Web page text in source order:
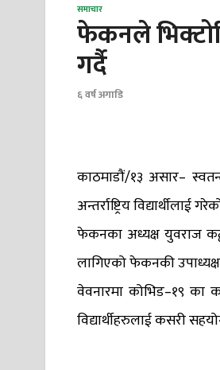
समाचार
फेकनले
गर्दै
६ वर्ष अगाडि
काठमाडौं/१३ असार–
अन्तर्राष्ट्रिय
फेकनका अध्यक्ष युवराज
लागिएको फेकनकी
वेवनारमा कोभिड–१९ का
विद्यार्थीहरुलाई कसरी